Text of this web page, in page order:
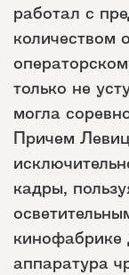
работал с
количеством
только не
могла
Причем
кадры,
кинофабрике
аппаратура